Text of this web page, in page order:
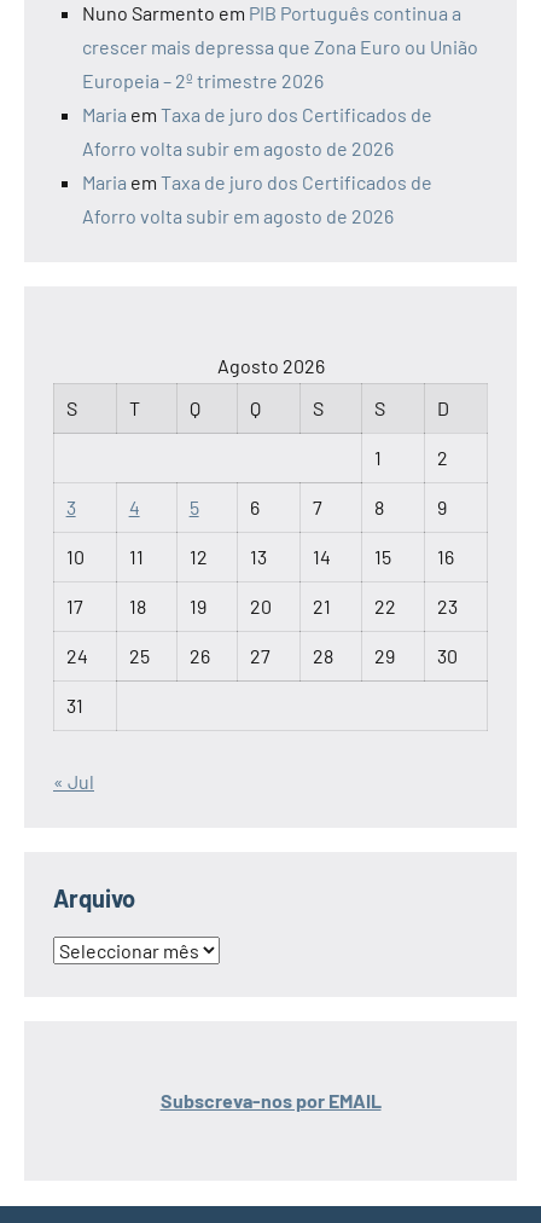
Nuno Sarmento em PIB Português continua a
crescer mais depressa que Zona Euro ou União
Europeia – 2º trimestre 2026
Maria em Taxa de juro dos Certificados de
Aforro volta subir em agosto de 2026
Maria em Taxa de juro dos Certificados de
Aforro volta subir em agosto de 2026
Agosto 2026
S
T Q Q S S D
1 2
3 4 5 6 7 8 9
10 11 12 13 14 15 16
17 18 19 20 21 22 23
24 25 26 27 28 29 30
31
« Jul
Arquivo
Arquivo
Subscreva-nos por EMAIL